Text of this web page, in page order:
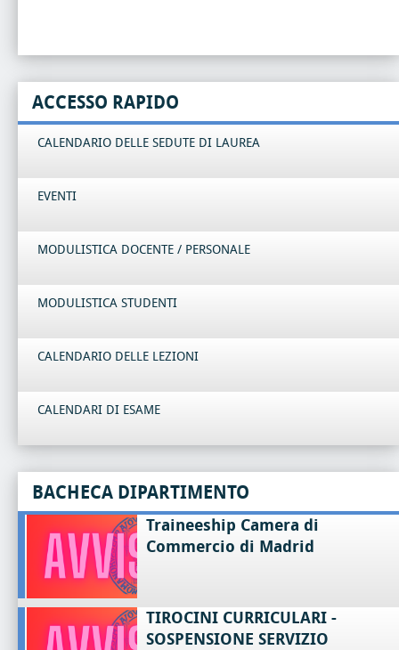
ACCESSO RAPIDO
CALENDARIO DELLE SEDUTE DI LAUREA
EVENTI
MODULISTICA DOCENTE / PERSONALE
MODULISTICA STUDENTI
CALENDARIO DELLE LEZIONI
CALENDARI DI ESAME
BACHECA DIPARTIMENTO
Traineeship Camera di
Commercio di Madrid
TIROCINI CURRICULARI -
SOSPENSIONE SERVIZIO